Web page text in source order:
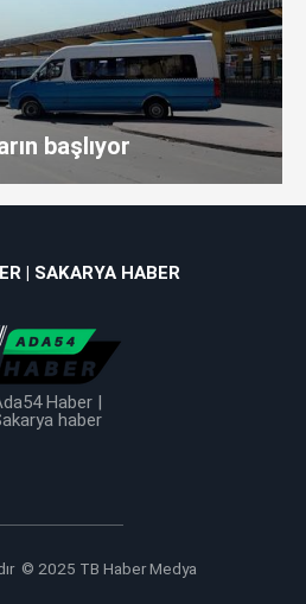
başlıyor
| SAKARYA HABER
Haber |
haber
© 2025 TB Haber Medya